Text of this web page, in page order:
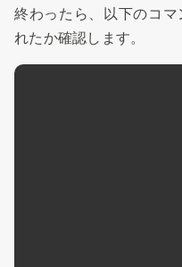
終わったら、以下のコ
れたか確認します。